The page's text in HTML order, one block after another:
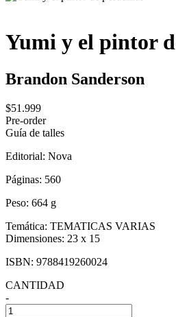
Yumi y el pintor
Brandon Sanderson
$51.999
Pre-order
Guía de talles
Editorial: Nova
Páginas: 560
Peso: 664 g
Temática: TEMATICAS VARIAS
Dimensiones: 23 x 15
ISBN: 9788419260024
CANTIDAD
-